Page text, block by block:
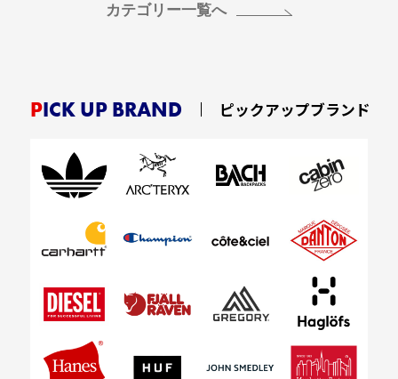
カテゴリー一覧へ
PICK UP BRAND ピックアップブランド